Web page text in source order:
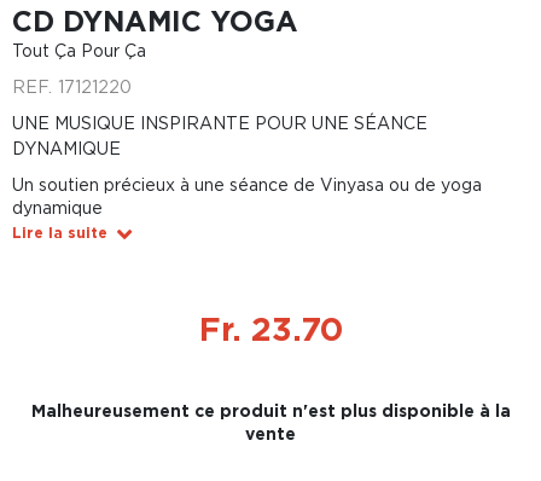
CD DYNAMIC YOGA
Tout Ça Pour Ça
REF. 17121220
UNE MUSIQUE INSPIRANTE POUR UNE SÉANCE
DYNAMIQUE
Un soutien précieux à une séance de Vinyasa ou de yoga
dynamique
Lire la suite
Fr. 23.70
Malheureusement ce produit n'est plus disponible à la
vente